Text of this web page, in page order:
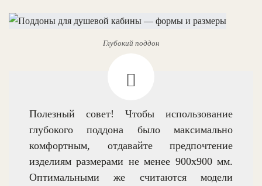
Глубокий поддон
Полезный совет! Чтобы использование
глубокого поддона было максимально
комфортным, отдавайте предпочтение
изделиям размерами не менее 900х900 мм.
Оптимальными же считаются модели